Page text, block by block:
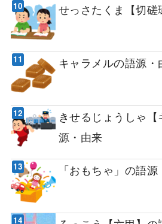
せっさたくま【切
キャラメルの語源・
きせるじょうしゃ
源・由来
「おもちゃ」の語